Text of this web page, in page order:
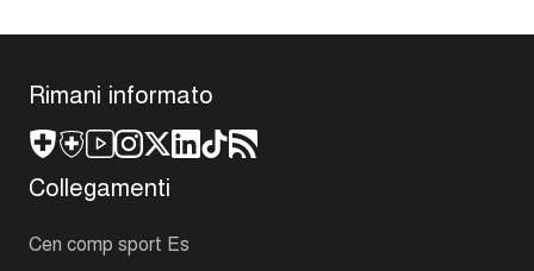
Rimani informato
Collegamenti
Cen comp sport Es